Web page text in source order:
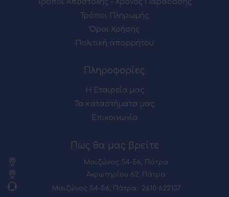
Τρόποι Αποστολής - Χρόνος Παράδοσης
Τρόποι Πληρωμής
Όροι Χρήσης
Πολιτική απορρήτου
Πληροφορίες
Η Εταιρεία μας
Τα καταστήματα μας
Επικοινωνία
Πως θα μας βρείτε
Μαιζώνος 54-56, Πάτρα
Ακρωτηρίου 62, Πάτρα
Μαιζώνος 54-56, Πάτρα : 2610 622137